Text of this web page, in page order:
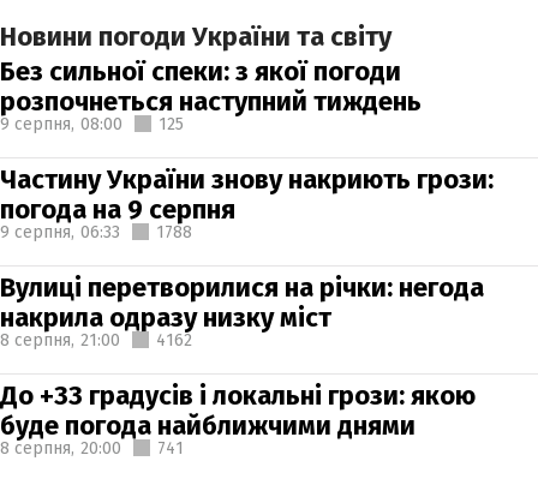
Новини погоди України та світу
Без сильної спеки: з якої погоди
розпочнеться наступний тиждень
9 серпня, 08:00 125
Частину України знову накриють грози:
погода на 9 серпня
9 серпня, 06:33 1788
Вулиці перетворилися на річки: негода
накрила одразу низку міст
8 серпня, 21:00 4162
До +33 градусів і локальні грози: якою
буде погода найближчими днями
8 серпня, 20:00 741